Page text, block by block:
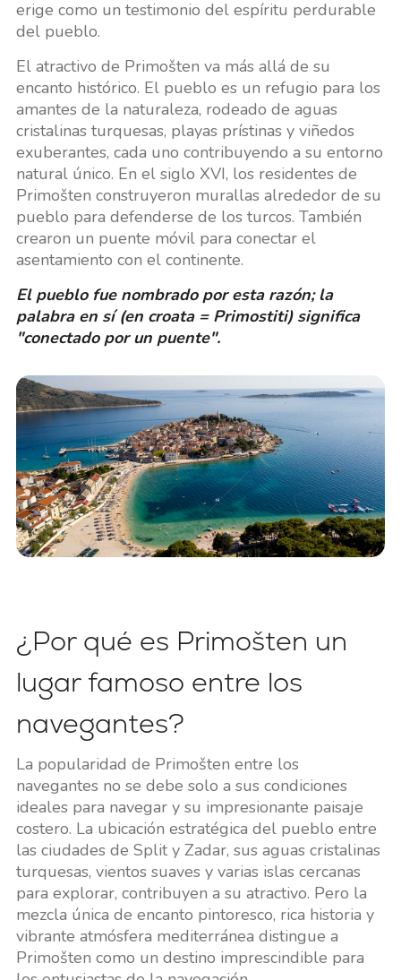
erige como un testimonio del espíritu perdurable
del pueblo.
El atractivo de Primošten va más allá de su
encanto histórico. El pueblo es un refugio para los
amantes de la naturaleza, rodeado de aguas
cristalinas turquesas, playas prístinas y viñedos
exuberantes, cada uno contribuyendo a su entorno
natural único. En el siglo XVI, los residentes de
Primošten construyeron murallas alrededor de su
pueblo para defenderse de los turcos. También
crearon un puente móvil para conectar el
asentamiento con el continente.
El pueblo fue nombrado por esta razón; la
palabra en sí (en croata = Primostiti) significa
"conectado por un puente".
¿Por qué es Primošten un
lugar famoso entre los
navegantes?
La popularidad de Primošten entre los
navegantes no se debe solo a sus condiciones
ideales para navegar y su impresionante paisaje
costero. La ubicación estratégica del pueblo entre
las ciudades de Split y Zadar, sus aguas cristalinas
turquesas, vientos suaves y varias islas cercanas
para explorar, contribuyen a su atractivo. Pero la
mezcla única de encanto pintoresco, rica historia y
vibrante atmósfera mediterránea distingue a
Primošten como un destino imprescindible para